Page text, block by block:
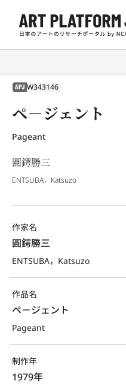
APJ W343146
ペ－ジェント
Pageant
圓鍔勝三
ENTSUBA，Katsuzo
作家名
圓鍔勝三
ENTSUBA，Katsuzo
作品名
ペ－ジェント
Pageant
制作年
1979年